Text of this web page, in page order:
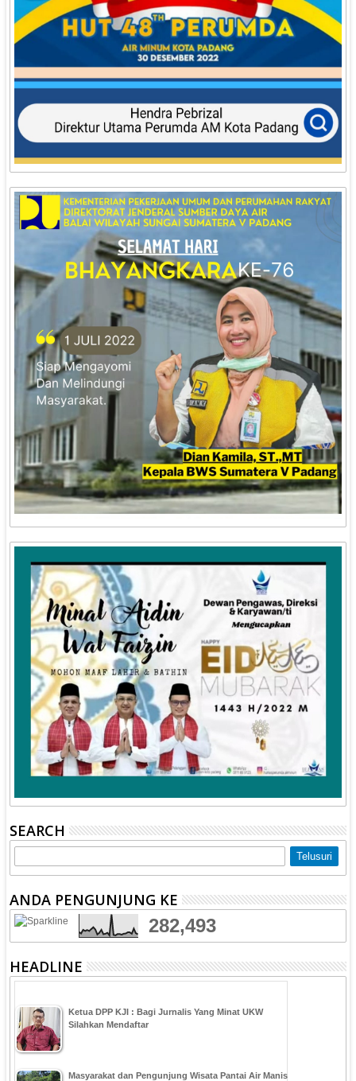
SEARCH
ANDA PENGUNJUNG KE
282,493
HEADLINE
Ketua DPP KJI : Bagi Jurnalis Yang Minat UKW
Silahkan Mendaftar
Masyarakat dan Pengunjung Wisata Pantai Air Manis